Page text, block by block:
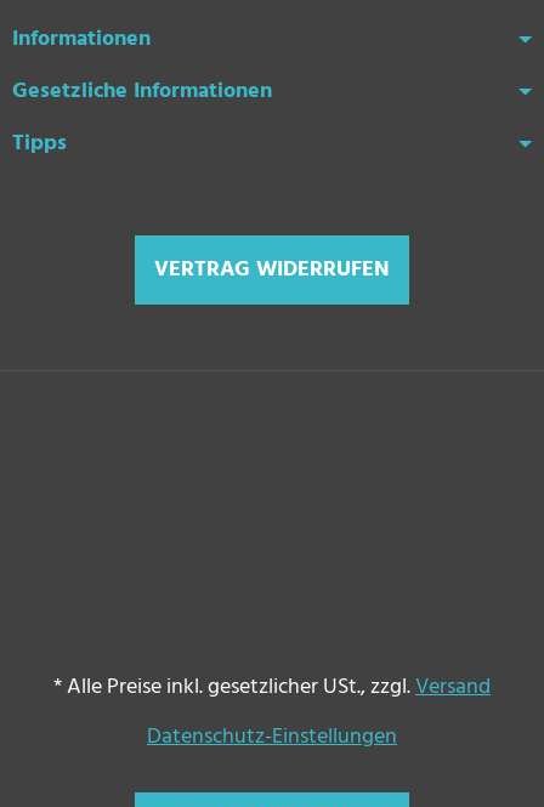
Informationen
Gesetzliche Informationen
Tipps
VERTRAG WIDERRUFEN
*Alle Preise inkl. gesetzlicher USt., zzgl.Versand
Datenschutz-Einstellungen